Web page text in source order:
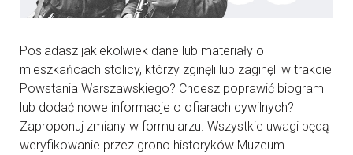
Posiadasz jakiekolwiek dane lub materiały o
mieszkańcach stolicy, którzy zginęli lub zaginęli w trakcie
Powstania Warszawskiego? Chcesz poprawić biogram
lub dodać nowe informacje o ofiarach cywilnych?
Zaproponuj zmiany w formularzu. Wszystkie uwagi będą
weryfikowanie przez grono historyków Muzeum